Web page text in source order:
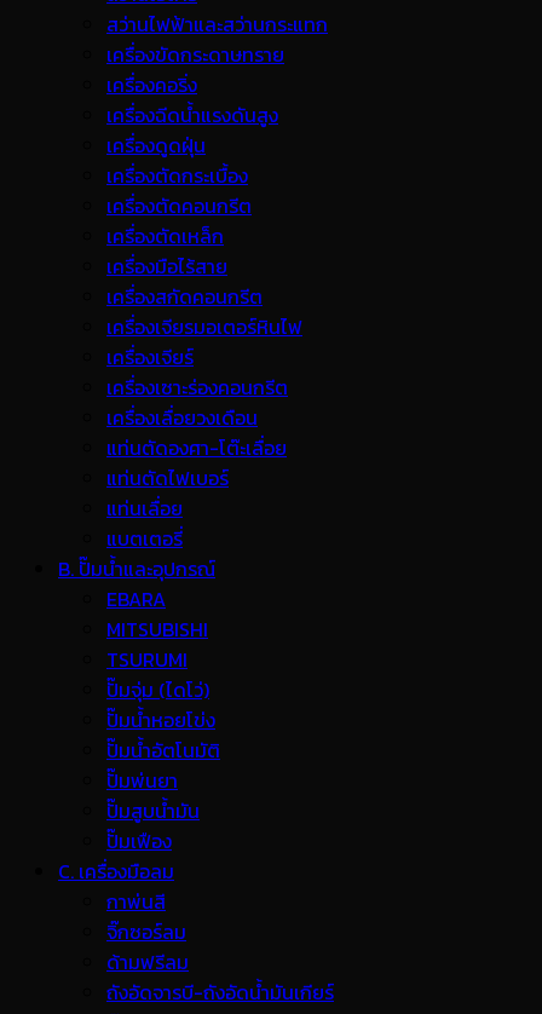
สว่านไฟฟ้าและสว่านกระแทก
เครื่องขัดกระดาษทราย
เครื่องคอริ่ง
เครื่องฉีดน้ำแรงดันสูง
เครื่องดูดฝุ่น
เครื่องตัดกระเบื้อง
เครื่องตัดคอนกรีต
เครื่องตัดเหล็ก
เครื่องมือไร้สาย
เครื่องสกัดคอนกรีต
เครื่องเจียรมอเตอร์หินไฟ
เครื่องเจียร์
เครื่องเซาะร่องคอนกรีต
เครื่องเลื่อยวงเดือน
แท่นตัดองศา-โต๊ะเลื่อย
แท่นตัดไฟเบอร์
แท่นเลื่อย
แบตเตอรี่
B. ปั๊มน้ำและอุปกรณ์
EBARA
MITSUBISHI
TSURUMI
ปั๊มจุ่ม (ไดโว่)
ปั๊มน้ำหอยโข่ง
ปั๊มน้ำอัตโนมัติ
ปั๊มพ่นยา
ปั๊มสูบน้ำมัน
ปั๊มเฟือง
C. เครื่องมือลม
กาพ่นสี
จิ๊กซอร์ลม
ด้ามฟรีลม
ถังอัดจารบี-ถังอัดน้ำมันเกียร์